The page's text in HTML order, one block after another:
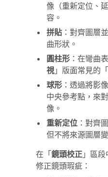
像（重新定位、
容。
拼貼 ：對齊圖層
曲形狀。
圓柱形 ：在彎曲
視 」版面常見的
球形 ：透過將影
中央參考點，來
像。
重新定位 ：對齊
但不將來源圖層
在「 鏡頭校正 」區
修正鏡頭瑕疵：